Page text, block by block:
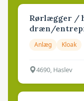
Rørlægger /
dræn/
Anlæg Kloak
4690, Haslev